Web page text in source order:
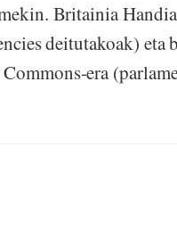
Britainia
deitutakoak) eta
era